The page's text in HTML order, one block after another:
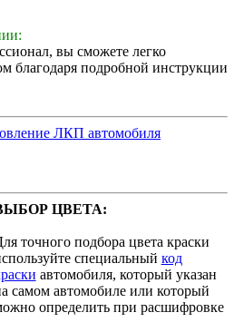
вы сможете легко
благодаря подробной инструкции
ЛКП автомобиля
ЦВЕТА:
точного подбора цвета краски
специальный код
автомобиля, который указан
самом автомобиле или который
определить при расшифровке